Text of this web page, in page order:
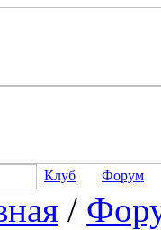
Клуб Форум
/